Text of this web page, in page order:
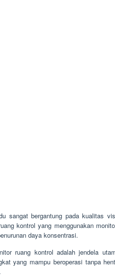
sangat bergantung pada kualitas
kontrol yang menggunakan
daya konsentrasi.
ruang kontrol adalah jendela
yang mampu beroperasi tanpa